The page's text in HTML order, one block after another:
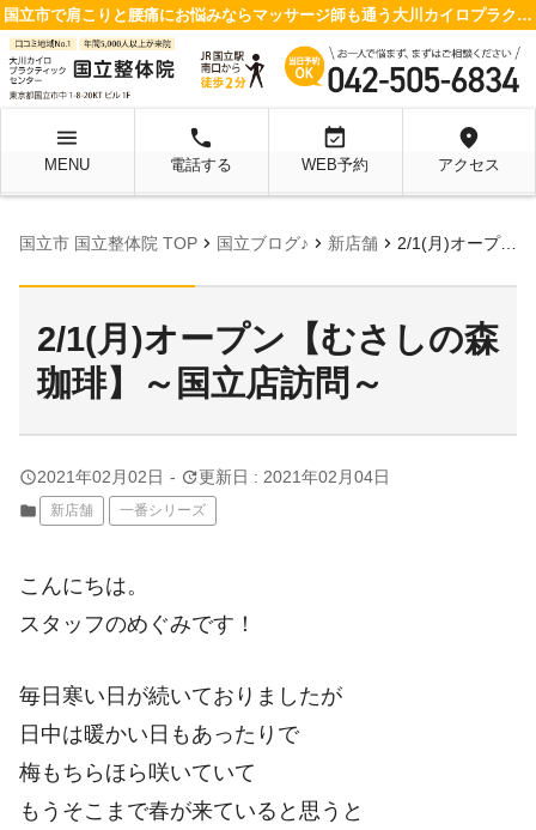
国立市で肩こりと腰痛にお悩みならマッサージ師も通う大川カイロプラクティックセンター 国立整体院へ
menu
MENU
local_phone
電話する
event_available
WEB予約
location_on
アクセス
国立市 国立整体院 TOP chevron_right 国立ブログ♪ chevron_right 新店舗 chevron_right 2/1(月)オープン【むさしの森珈琲】～国立店訪問～
2/1(月)オープン【むさしの森
珈琲】～国立店訪問～
query_builder2021年02月02日 - update更新日 : 2021年02月04日
folder
新店舗 一番シリーズ
こんにちは。
スタッフのめぐみです！
毎日寒い日が続いておりましたが
日中は暖かい日もあったりで
梅もちらほら咲いていて
もうそこまで春が来ていると思うと